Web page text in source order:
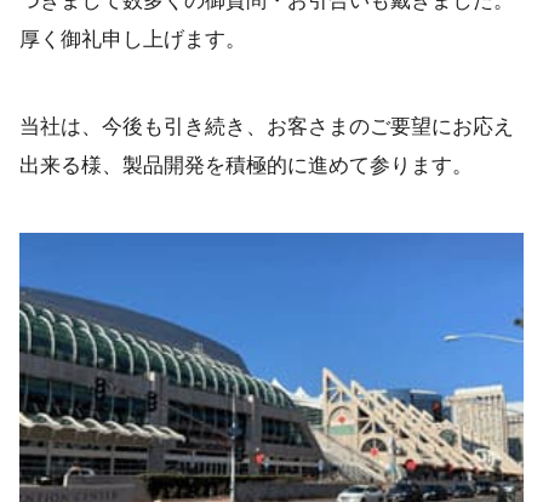
厚く御礼申し上げます。
当社は、今後も引き続き、お客さまのご要望にお応え
出来る様、製品開発を積極的に進めて参ります。